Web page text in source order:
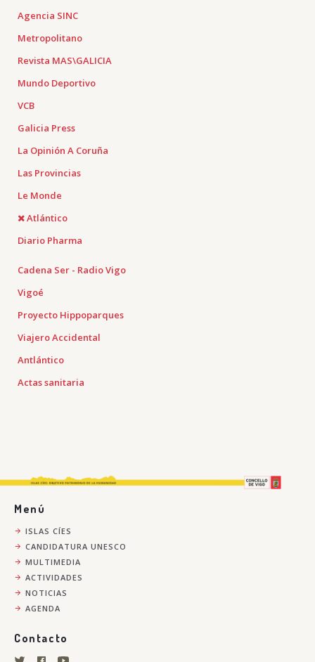
Agencia SINC
Metropolitano
Revista MAS\GALICIA
Mundo Deportivo
VCB
Galicia Press
La Opinión A Coruña
Las Provincias
Le Monde
Atlántico
Diario Pharma
Cadena Ser - Radio Vigo
Vigoé
Proyecto Hippoparques
Viajero Accidental
Antlántico
Actas sanitaria
Menú
ISLAS CÍES
CANDIDATURA UNESCO
MULTIMEDIA
ACTIVIDADES
NOTICIAS
AGENDA
Contacto